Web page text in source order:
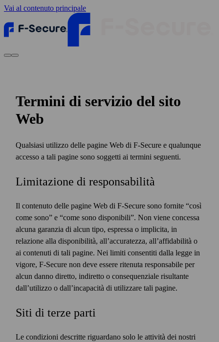
Vai al contenuto principale
Termini di servizio del sito
Web
Qualsiasi utilizzo delle pagine Web di F‑Secure e qualunque
accesso a tali pagine sono soggetti ai termini seguenti.
Limitazione di responsabilità
Il contenuto delle pagine Web di F‑Secure sono fornite “così
come sono” e “come sono disponibili”. Non viene concessa
alcuna garanzia di alcun tipo, espressa o implicita, in
relazione alla disponibilità, all’accuratezza, all’affidabilità o
ai contenuti di tali pagine. Nei limiti consentiti dalla legge in
vigore, F‑Secure non deve essere ritenuta responsabile per
alcun danno diretto, indiretto o consequenziale risultante
dall’utilizzo o dall’incapacità di utilizzare tali pagine.
Siti di terze parti
Le condizioni descritte riguardano solo le attività dei nostri